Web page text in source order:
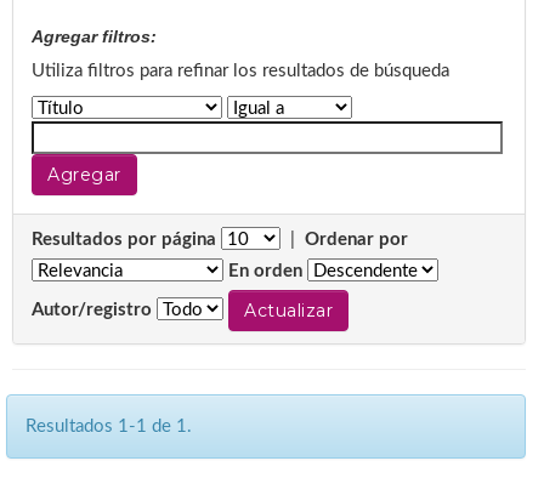
Agregar filtros:
Utiliza filtros para refinar los resultados de búsqueda
Resultados por página
Ordenar por
En orden
Autor/registro
Resultados 1-1 de 1.